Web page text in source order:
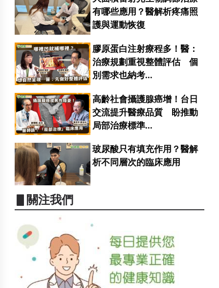
有哪些應用？醫解析疼痛照
護與運動恢復
膠原蛋白注射療程多！醫：
治療規劃重視整體評估 個
別需求也納考...
高齡社會攝護腺癌增！台日
交流提升醫療品質 盼推動
局部治療標準...
玻尿酸只有填充作用？醫解
析不同層次的臨床應用
▋關注我們